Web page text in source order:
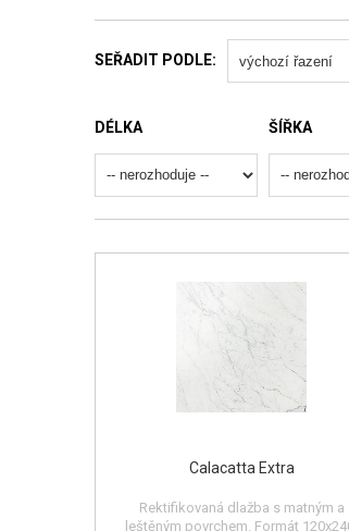
SEŘADIT PODLE:
DÉLKA ŠÍŘKA
Calacatta Extra
Rektifikovaná dlažba s matným a
leštěným povrchem. Formát